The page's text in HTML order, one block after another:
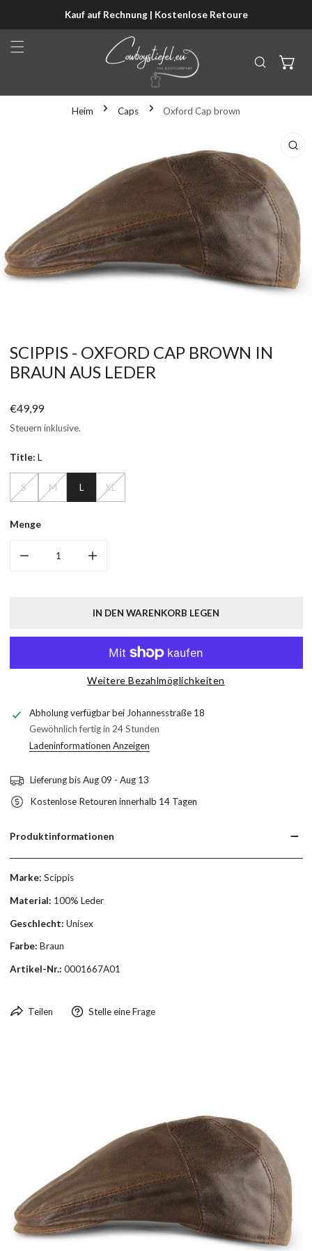
SPRINGENKauf auf Rechnung | Kostenlose Retoure
Heim Caps Oxford Cap brown
ÖFFNEN SIE MEDIEN IN DER GALERIEANSICHT
SCIPPIS - OXFORD CAP BROWN IN
BRAUN AUS LEDER
Regulärer
Preis
€49,99
Steuern inklusive.
Title: L
S M L XL
Menge
IN DEN WARENKORB LEGEN
Weitere Bezahlmöglichkeiten
Abholung verfügbar bei Johannesstraße 18
Gewöhnlich fertig in 24 Stunden
Ladeninformationen Anzeigen
Lieferung bisAug 09 - Aug 13
Kostenlose Retouren innerhalb 14 Tagen
Produktinformationen
Marke: Scippis
Material: 100% Leder
Geschlecht: Unisex
Farbe: Braun
Artikel-Nr.: 0001667A01
Teilen Stelle eine Frage